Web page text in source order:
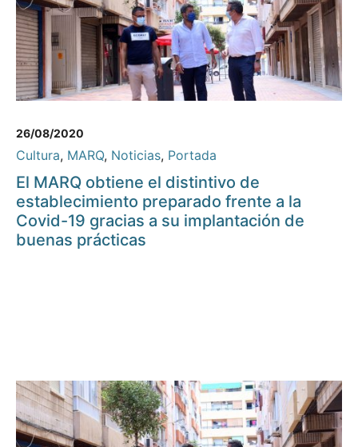
26/08/2020
Cultura, MARQ, Noticias, Portada
El MARQ obtiene el distintivo de
establecimiento preparado frente a la
Covid-19 gracias a su implantación de
buenas prácticas